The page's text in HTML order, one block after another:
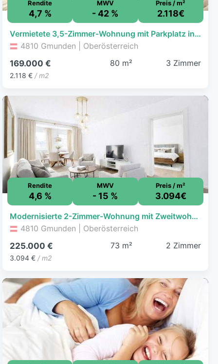
Rendite
4,7 %
MWV
- 42 %
Preis / m²
2.118€
Vermietete 3,5-Zimmer-Wohnung mit Parkplatz in Gmunden | Perfekt für Anleger & spätere Eigennutzer
4810 Gmunden | Oberösterreich
169.000 €
2.118 € / m2
80 m² 3 Zimmer
Rendite
4,6 %
MWV
- 15 %
Preis / m²
3.094€
Modernisierte 2-Zimmer-Wohnung mit Zweitwohnsitz Option
4810 Gmunden | Oberösterreich
225.000 €
3.094 € / m2
73 m² 2 Zimmer